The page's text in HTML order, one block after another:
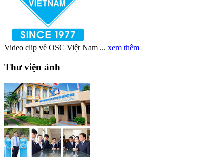
Video clip về OSC Việt Nam ... xem thêm
Thư viện ảnh